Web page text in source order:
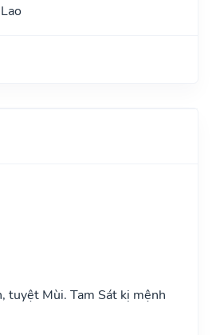
tuyệt Mùi. Tam Sát kị mệnh